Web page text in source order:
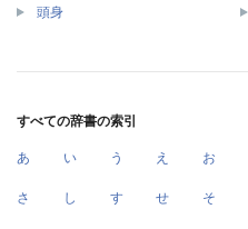
頭身
すべての辞書の索引
あ い う え お
さ し す せ そ